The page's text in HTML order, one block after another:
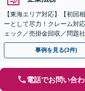
【東海エリア対応】【初回
ーとして尽力！クレーム対
ェック／売掛金回収／問題
権の相談もお任せ！【顧問
事例を見る(3件)
電話でお問い合